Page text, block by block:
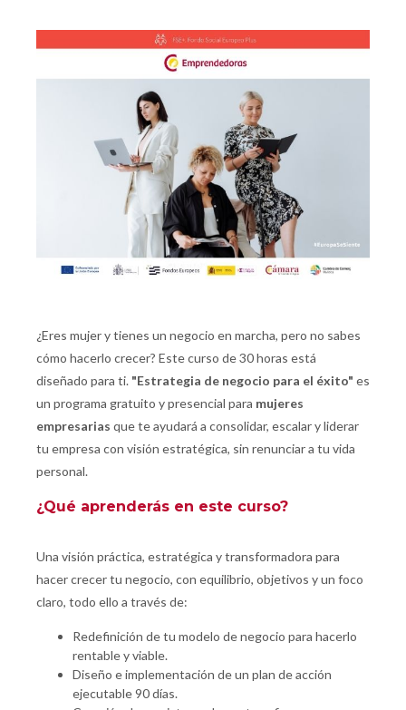
¿Eres mujer y tienes un negocio en marcha, pero no sabes
cómo hacerlo crecer? Este curso de 30 horas está
diseñado para ti. "Estrategia de negocio para el éxito" es
un programa gratuito y presencial para mujeres
empresarias que te ayudará a consolidar, escalar y liderar
tu empresa con visión estratégica, sin renunciar a tu vida
personal.
¿Qué aprenderás en este curso?
Una visión práctica, estratégica y transformadora para
hacer crecer tu negocio, con equilibrio, objetivos y un foco
claro, todo ello a través de:
Redefinición de tu modelo de negocio para hacerlo
rentable y viable.
Diseño e implementación de un plan de acción
ejecutable 90 días.